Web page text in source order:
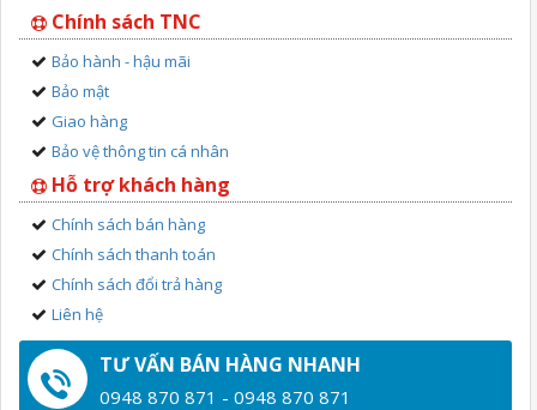
Chính sách TNC
Bảo hành - hậu mãi
Bảo mật
Giao hàng
Bảo vệ thông tin cá nhân
Hỗ trợ khách hàng
Chính sách bán hàng
Chính sách thanh toán
Chính sách đổi trả hàng
Liên hệ
TƯ VẤN BÁN HÀNG NHANH
0948 870 871 - 0948 870 871